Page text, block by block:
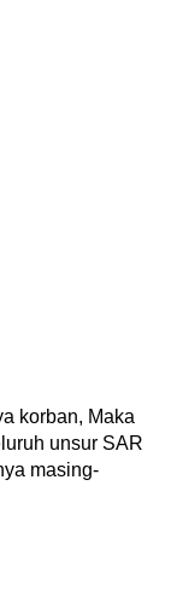
korban, Maka
unsur SAR
masing-